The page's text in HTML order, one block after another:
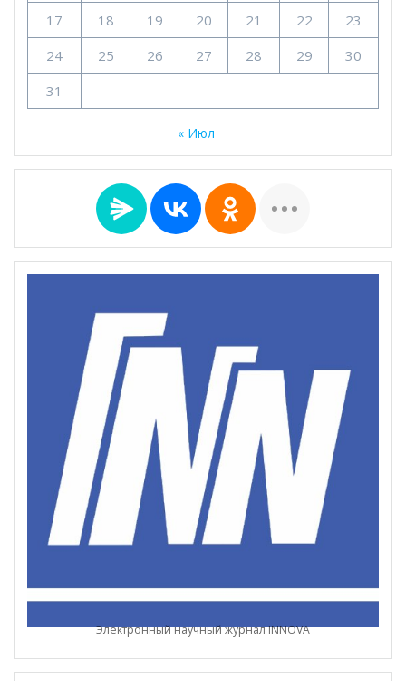
17
18 19 20 21 22
23
24
25 26 27 28 29
30
31
« Июл
Электронный научный журнал INNOVA